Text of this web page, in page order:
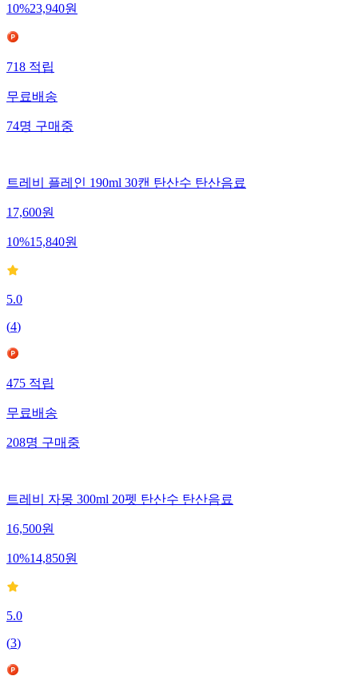
10%23,940원
718적립
무료배송
74명구매중
트레비 플레인 190ml 30캔 탄산수 탄산음료
17,600원
10%15,840원
5.0
(4)
475적립
무료배송
208명구매중
트레비 자몽 300ml 20펫 탄산수 탄산음료
16,500원
10%14,850원
5.0
(3)